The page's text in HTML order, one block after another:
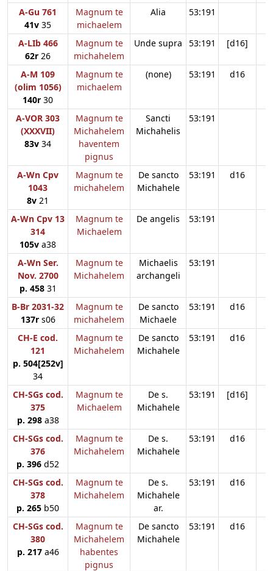
A-Gu 761
41v 35
Magnum te
michaelem
Alia 53:191
A-LIb 466
62r 26
Magnum te
michahelem
Unde supra 53:191 [d16]
A-M 109
(olim 1056)
140r 30
Magnum te
michaelem
(none) 53:191 d16
A-VOR 303
(XXXVII)
83v 34
Magnum te
Michahelem
haventem
pignus
Sancti
Michahelis
53:191
A-Wn Cpv
1043
8v 21
Magnum te
michahelem
De sancto
Michahele
53:191 d16
A-Wn Cpv 13
314
105v a38
Magnum te
Michaelem
De angelis 53:191
A-Wn Ser.
Nov. 2700
p. 45831
Magnum te
Michahelem
Michaelis
archangeli
53:191
B-Br 2031-32
137rs06
Magnum te
michahelem
De sancto
Michaele
53:191 d16
CH-E cod.
121
p. 504[252v]
34
Magnum te
Michahelem
De sancto
Michahele
53:191 d16
CH-SGs cod.
375
p. 298a38
Magnum te
Michaelem
De s.
Michahele
53:191 [d16]
CH-SGs cod.
376
p. 396 d52
Magnum te
Michahelem
De s.
Michahele
53:191 d16
CH-SGs cod.
378
p. 265 b50
Magnum te
Michahelem
De s.
Michahele
ar.
53:191 d16
CH-SGs cod.
380
p. 217a46
Magnum te
Michahelem
habentes
pignus
De sancto
Michahele
53:191 d16